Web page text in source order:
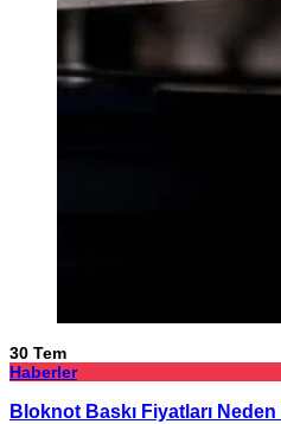
30 Tem
Haberler
Bloknot Baskı Fiyatları